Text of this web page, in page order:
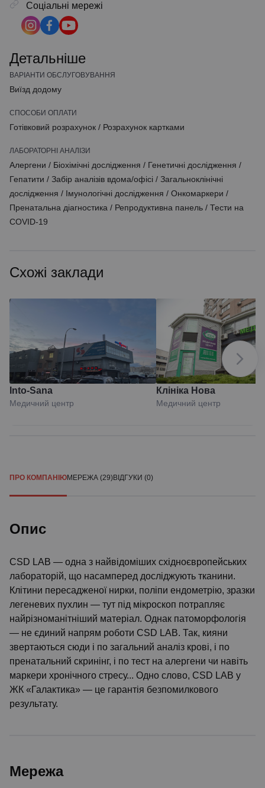
Соціальні мережі
Детальніше
ВАРІАНТИ ОБСЛУГОВУВАННЯ
Виїзд додому
СПОСОБИ ОПЛАТИ
Готівковий розрахунок / Розрахунок картками
ЛАБОРАТОРНІ АНАЛІЗИ
Алергени / Біохімічні дослідження / Генетичні дослідження /
Гепатити / Забір аналізів вдома/офісі / Загальноклінічні
дослідження / Імунологічні дослідження / Онкомаркери /
Пренатальна діагностика / Репродуктивна панель / Тести на
COVID-19
Схожі заклади
Into-Sana
Медичний центр
Клініка Нова
Медичний центр
ПРО КОМПАНІЮМЕРЕЖА (29)ВІДГУКИ (0)
Опис
CSD LAB — одна з найвідоміших східноєвропейських
лабораторій, що насамперед досліджують тканини.
Клітини пересадженої нирки, поліпи ендометрію, зразки
легеневих пухлин — тут під мікроскоп потрапляє
найрізноманітніший матеріал. Однак патоморфологія
— не єдиний напрям роботи CSD LAB. Так, кияни
звертаються сюди і по загальний аналіз крові, і по
пренатальний скринінг, і по тест на алергени чи навіть
маркери хронічного стресу... Одно слово, CSD LAB у
ЖК «Галактика» — це гарантія безпомилкового
результату.
Мережа